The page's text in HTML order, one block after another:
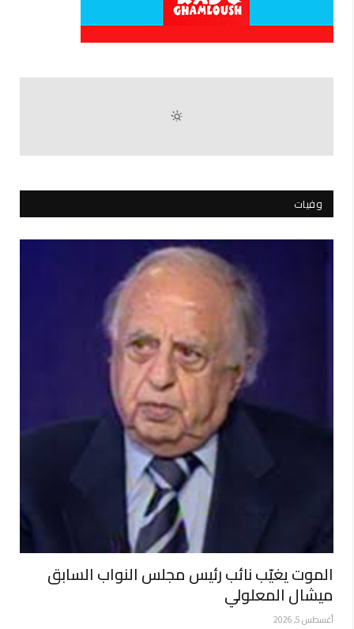
وفيات
الموت يغيّب نائب رئيس مجلس النواب السابق
ميشال المعلولي
أغسطس 5, 2026